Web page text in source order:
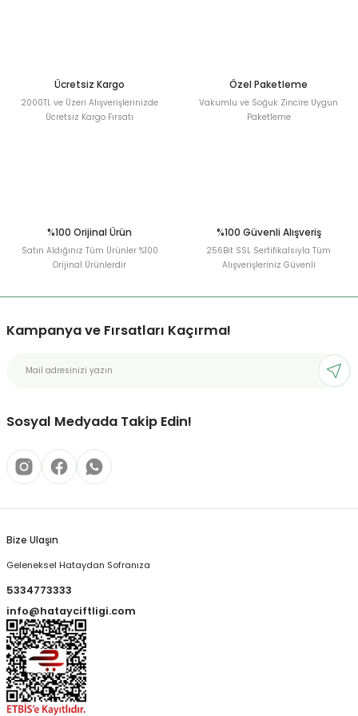
Ücretsiz Kargo
2000TL ve Üzeri Alışverişlerinizde
Ücretsiz Kargo Fırsatı
Özel Paketleme
Vakumlu ve Soğuk Zincire Uygun
Paketleme
%100 Orijinal Ürün
Satın Aldığınız Tüm Ürünler %100
Orijinal Ürünlerdir
%100 Güvenli Alışveriş
256Bit SSL Sertifikalsıyla Tüm
Alışverişleriniz Güvenli
Kampanya ve Fırsatları Kaçırma!
Sosyal Medyada Takip Edin!
Bize Ulaşın
Geleneksel Hataydan Sofranıza
5334773333
info@hatayciftligi.com